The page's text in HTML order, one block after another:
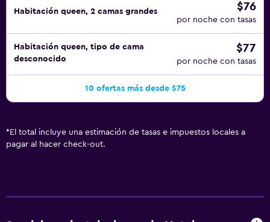
Habitación queen, 2 camas grandes $76
por noche con tasas
Habitación queen, tipo de cama
desconocido
$77
por noche con tasas
10 ofertas más desde $75
* El total incluye una estimación de tasas e impuestos locales a
pagar al hacer check-out.